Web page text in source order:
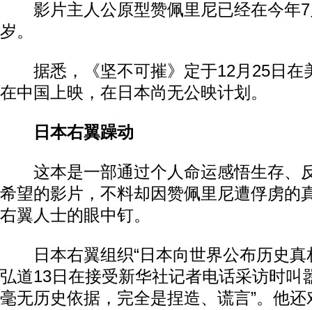
影片主人公原型赞佩里尼已经在今年7
岁。
据悉，《坚不可摧》定于12月25日在
在中国上映，在日本尚无公映计划。
日本右翼躁动
这本是一部通过个人命运感悟生存、
希望的影片，不料却因赞佩里尼遭俘虏的
右翼人士的眼中钉。
日本右翼组织“日本向世界公布历史真
弘道13日在接受新华社记者电话采访时叫
毫无历史依据，完全是捏造、谎言”。他